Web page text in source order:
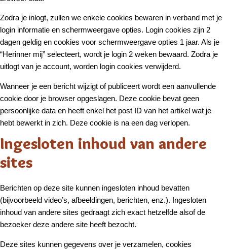
Zodra je inlogt, zullen we enkele cookies bewaren in verband met je
login informatie en schermweergave opties. Login cookies zijn 2
dagen geldig en cookies voor schermweergave opties 1 jaar. Als je
“Herinner mij” selecteert, wordt je login 2 weken bewaard. Zodra je
uitlogt van je account, worden login cookies verwijderd.
Wanneer je een bericht wijzigt of publiceert wordt een aanvullende
cookie door je browser opgeslagen. Deze cookie bevat geen
persoonlijke data en heeft enkel het post ID van het artikel wat je
hebt bewerkt in zich. Deze cookie is na een dag verlopen.
Ingesloten inhoud van andere
sites
Berichten op deze site kunnen ingesloten inhoud bevatten
(bijvoorbeeld video’s, afbeeldingen, berichten, enz.). Ingesloten
inhoud van andere sites gedraagt zich exact hetzelfde alsof de
bezoeker deze andere site heeft bezocht.
Deze sites kunnen gegevens over je verzamelen, cookies